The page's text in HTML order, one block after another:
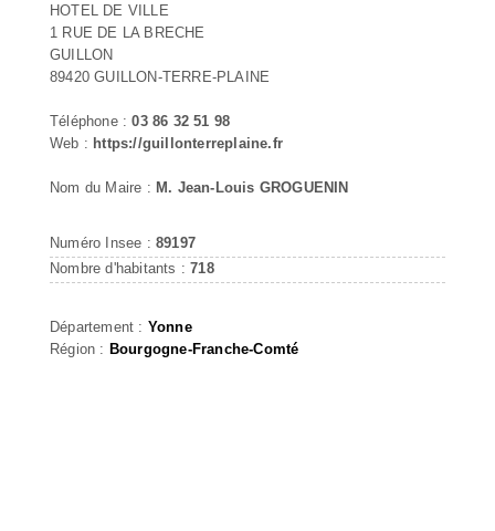
HOTEL DE VILLE
1 RUE DE LA BRECHE
GUILLON
89420 GUILLON-TERRE-PLAINE
Téléphone :03 86 32 51 98
Web : https://guillonterreplaine.fr
Nom du Maire : M. Jean-Louis GROGUENIN
Numéro Insee : 89197
Nombre d'habitants :718
Département : Yonne
Région : Bourgogne-Franche-Comté